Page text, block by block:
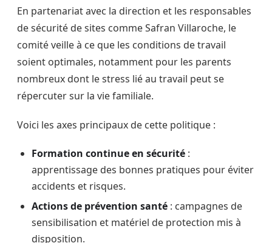
En partenariat avec la direction et les responsables
de sécurité de sites comme Safran Villaroche, le
comité veille à ce que les conditions de travail
soient optimales, notamment pour les parents
nombreux dont le stress lié au travail peut se
répercuter sur la vie familiale.
Voici les axes principaux de cette politique :
Formation continue en sécurité :
apprentissage des bonnes pratiques pour éviter
accidents et risques.
Actions de prévention santé : campagnes de
sensibilisation et matériel de protection mis à
disposition.